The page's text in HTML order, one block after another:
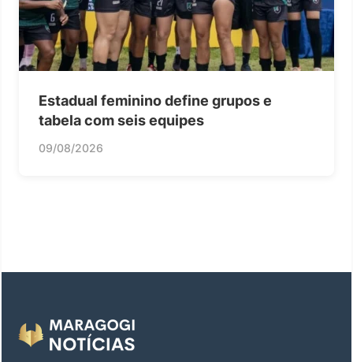
Estadual feminino define grupos e
tabela com seis equipes
09/08/2026